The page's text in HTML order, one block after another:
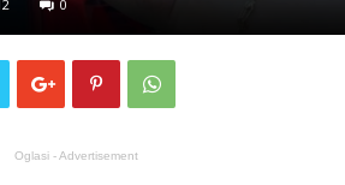
0
Oglasi - Advertisement